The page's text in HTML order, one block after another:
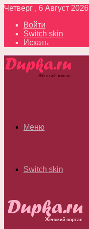
Четверг , 6 Август 2026
Войти
Switch skin
Искать
Меню
Switch skin